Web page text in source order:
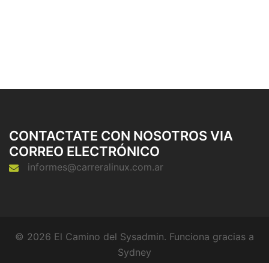
CONTACTATE CON NOSOTROS VIA
CORREO ELECTRÓNICO
informes@carreralinux.com.ar
© 2026 El Camino del Sysadmin. Funciona gracias a
Sydney